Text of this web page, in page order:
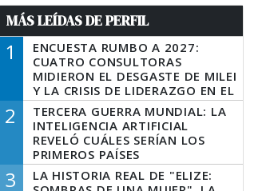
MÁS LEÍDAS DE PERFIL
1
ENCUESTA RUMBO A 2027:
CUATRO CONSULTORAS
MIDIERON EL DESGASTE DE MILEI
Y LA CRISIS DE LIDERAZGO EN EL
PERONISMO
2
TERCERA GUERRA MUNDIAL: LA
INTELIGENCIA ARTIFICIAL
REVELÓ CUÁLES SERÍAN LOS
PRIMEROS PAÍSES
LATINOAMERICANOS EN SER
DERROTADOS
3
LA HISTORIA REAL DE "ELIZE: